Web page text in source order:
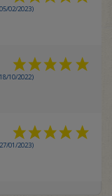
02/2023)
10/2022)
01/2023)